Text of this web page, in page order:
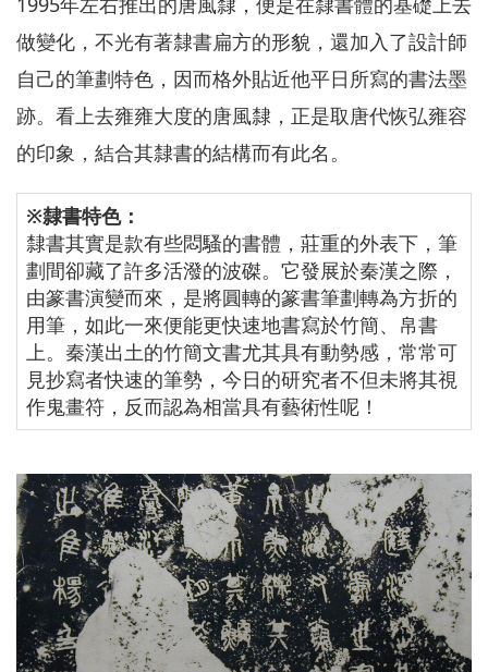
做變化，不光有著隸書扁方的形貌，還加入了設計師
自己的筆劃特色，因而格外貼近他平日所寫的書法墨
跡。看上去雍雍大度的唐風隸，正是取唐代恢弘雍容
的印象，結合其隸書的結構而有此名。
※隸書特色：
隸書其實是款有些悶騷的書體，莊重的外表下，筆
劃間卻藏了許多活潑的波磔。它發展於秦漢之際，
由篆書演變而來，是將圓轉的篆書筆劃轉為方折的
用筆，如此一來便能更快速地書寫於竹簡、帛書
上。秦漢出土的竹簡文書尤其具有動勢感，常常可
見抄寫者快速的筆勢，今日的研究者不但未將其視
作鬼畫符，反而認為相當具有藝術性呢！